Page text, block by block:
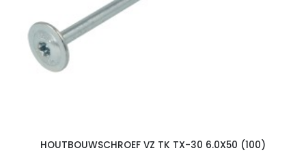
HOUTBOUWSCHROEF VZ TK TX-30 6.0X50 (100)